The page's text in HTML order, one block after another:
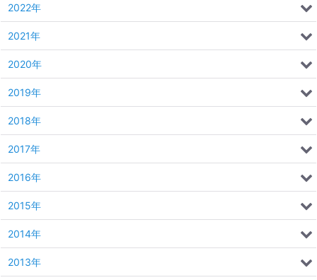
2022年
2021年
2020年
2019年
2018年
2017年
2016年
2015年
2014年
2013年